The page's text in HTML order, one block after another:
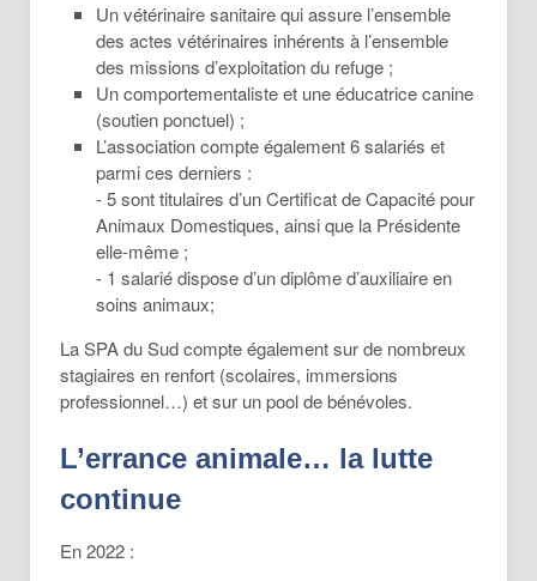
Un vétérinaire sanitaire qui assure l’ensemble
des actes vétérinaires inhérents à l’ensemble
des missions d’exploitation du refuge ;
Un comportementaliste et une éducatrice canine
(soutien ponctuel) ;
L’association compte également 6 salariés et
parmi ces derniers :
- 5 sont titulaires d’un Certificat de Capacité pour
Animaux Domestiques, ainsi que la Présidente
elle-même ;
- 1 salarié dispose d’un diplôme d’auxiliaire en
soins animaux;
La SPA du Sud compte également sur de nombreux
stagiaires en renfort (scolaires, immersions
professionnel…) et sur un pool de bénévoles.
L’errance animale… la lutte
continue
En 2022 :